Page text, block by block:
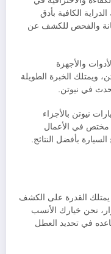
الكافية بأدق
والفحص للكشف عن
والأجهزة
الخبرة الطويلة
تحدث في نيوتن.
نيوتن بالأجزاء
مختص في الأعمال
السيارة بأفضل النتائج.
يمتلك القدرة على الكشف
نحن خيارك الأنسب
في تحديد العطل